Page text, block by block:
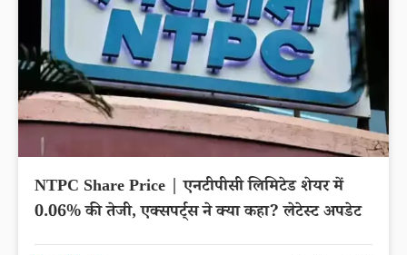
NTPC Share Price | एनटीपीसी लिमिटेड शेयर में
0.06% की तेजी, एक्सपर्ट्स ने क्या कहा? लेटेस्ट अपडेट